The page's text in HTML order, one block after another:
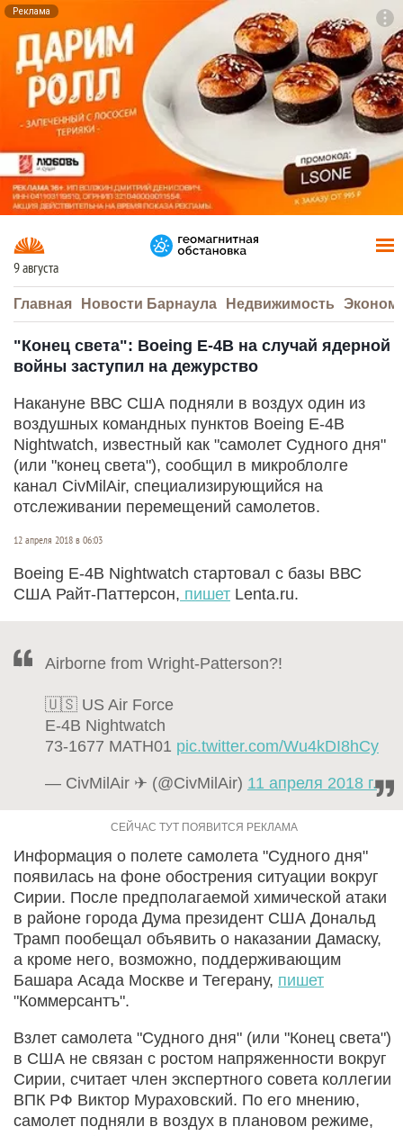
Реклама
9 августа
Главная Новости Барнаула Недвижимость
"Конец света": Boeing E-4B на случай ядерной
войны заступил на дежурство
Накануне ВВС США подняли в воздух один из
воздушных командных пунктов Boeing E-4B
Nightwatch, известный как "самолет Судного дня"
(или "конец света"), сообщил в микроблолге
канал CivMilAir, специализирующийся на
отслеживании перемещений самолетов.
12 апреля 2018 в 06:03
Boeing E-4B Nightwatch стартовал с базы ВВС
США Райт-Паттерсон, пишет Lenta.ru.
Airborne from Wright-Patterson?!
🇺🇸 US Air Force
E-4B Nightwatch
73-1677 MATH01 pic.twitter.com/Wu4kDI8hCy
— CivMilAir ✈ (@CivMilAir) 11 апреля 2018 г.
Информация о полете самолета "Судного дня"
появилась на фоне обострения ситуации вокруг
Сирии. После предполагаемой химической атаки
в районе города Дума президент США Дональд
Трамп пообещал объявить о наказании Дамаску,
а кроме него, возможно, поддерживающим
Башара Асада Москве и Тегерану, пишет
"Коммерсантъ".
Взлет самолета "Судного дня" (или "Конец света")
в США не связан с ростом напряженности вокруг
Сирии, считает член экспертного совета коллегии
ВПК РФ Виктор Мураховский. По его мнению,
самолет подняли в воздух в плановом режиме,